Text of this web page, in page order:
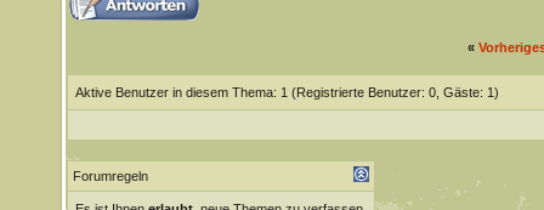
«
Aktive Benutzer in diesem Thema: 1 (Registrierte Benutzer: 0, Gäste: 1)
Forumregeln